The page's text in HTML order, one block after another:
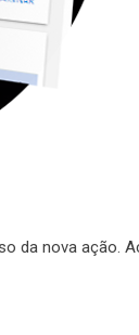
da nova ação.